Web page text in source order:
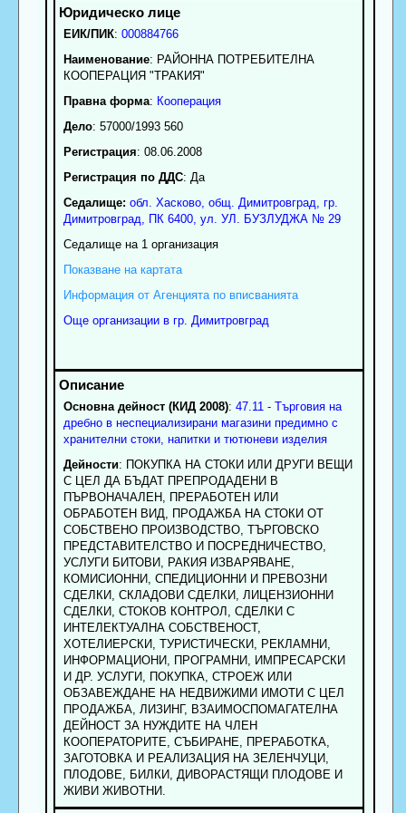
ЕИК/ПИК: 000884766
Наименование: РАЙОННА ПОТРЕБИТЕЛНА
КООПЕРАЦИЯ "ТРАКИЯ"
Правна форма: Кооперация
Дело: 57000/1993 560
Регистрация: 08.06.2008
Регистрация по ДДС: Да
Седалище: обл. Хасково, общ. Димитровград гр.
Димитровград , ПК 6400, ул. УЛ. БУЗЛУДЖА № 29
Седалище на 1 организация
Показване на картата
Информация от Агенцията по вписванията
Още организации в гр. Димитровград
Основна дейност (КИД 2008): 47.11 - Търговия на
дребно в неспециализирани магазини предимно с
хранителни стоки, напитки и тютюневи изделия
Дейности: ПОКУПКА НА СТОКИ ИЛИ ДРУГИ ВЕЩИ
С ЦЕЛ ДА БЪДАТ ПРЕПРОДАДЕНИ В
ПЪРВОНАЧАЛЕН, ПРЕРАБОТЕН ИЛИ
ОБРАБОТЕН ВИД, ПРОДАЖБА НА СТОКИ ОТ
СОБСТВЕНО ПРОИЗВОДСТВО, ТЪРГОВСКО
ПРЕДСТАВИТЕЛСТВО И ПОСРЕДНИЧЕСТВО,
УСЛУГИ БИТОВИ, РАКИЯ ИЗВАРЯВАНЕ,
КОМИСИОННИ, СПЕДИЦИОННИ И ПРЕВОЗНИ
СДЕЛКИ, СКЛАДОВИ СДЕЛКИ, ЛИЦЕНЗИОННИ
СДЕЛКИ, СТОКОВ КОНТРОЛ, СДЕЛКИ С
ИНТЕЛЕКТУАЛНА СОБСТВЕНОСТ,
ХОТЕЛИЕРСКИ, ТУРИСТИЧЕСКИ, РЕКЛАМНИ,
ИНФОРМАЦИОНИ, ПРОГРАМНИ, ИМПРЕСАРСКИ
И ДР. УСЛУГИ, ПОКУПКА, СТРОЕЖ ИЛИ
ОБЗАВЕЖДАНЕ НА НЕДВИЖИМИ ИМОТИ С ЦЕЛ
ПРОДАЖБА, ЛИЗИНГ, ВЗАИМОСПОМАГАТЕЛНА
ДЕЙНОСТ ЗА НУЖДИТЕ НА ЧЛЕН
КООПЕРАТОРИТЕ, СЪБИРАНЕ, ПРЕРАБОТКА,
ЗАГОТОВКА И РЕАЛИЗАЦИЯ НА ЗЕЛЕНЧУЦИ,
ПЛОДОВЕ, БИЛКИ, ДИВОРАСТЯЩИ ПЛОДОВЕ И
ЖИВИ ЖИВОТНИ.